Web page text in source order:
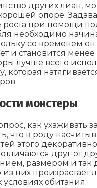
других лиан,
опоре.
роста при помощи
необходимо
со временем он
и становится
лучше всего
которая
монстеры
как ухаживать
что в роду
этого
друг от
размером и так
них произрастает
условиях обитания.